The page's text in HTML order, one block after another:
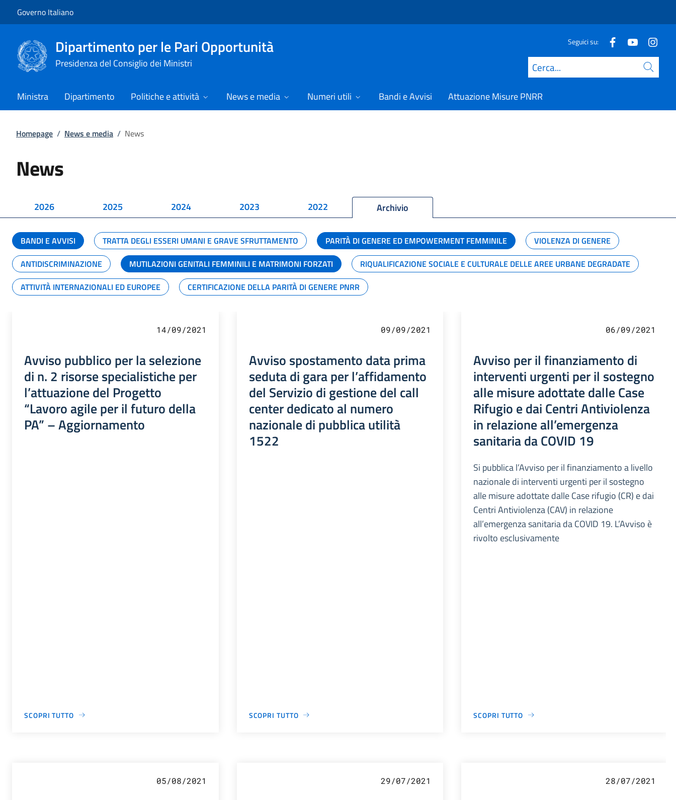
Governo Italiano
Dipartimento per le Pari Opportunità
Presidenza del Consiglio dei Ministri
Seguici su:
Cerca
Ministra Dipartimento Politiche e attività News e media Numeri utili Bandi e Avvisi Attuazione Misure PNRR
Homepage / News e media / News
News
2026 2025 2024 2023 2022 Archivio
BANDI E AVVISI TRATTA DEGLI ESSERI UMANI E GRAVE SFRUTTAMENTO PARITÀ DI GENERE ED EMPOWERMENT FEMMINILE
VIOLENZA DI GENERE
ANTIDISCRIMINAZIONE
MUTILAZIONI GENITALI FEMMINILI E MATRIMONI FORZATI
RIQUALIFICAZIONE SOCIALE E CULTURALE DELLE AREE URBANE DEGRADATE
ATTIVITÀ INTERNAZIONALI ED EUROPEE
CERTIFICAZIONE DELLA PARITÀ DI GENERE PNRR
14/09/2021
Avviso pubblico per la selezione
di n. 2 risorse specialistiche per
l’attuazione del Progetto
“Lavoro agile per il futuro della
PA” – Aggiornamento
SCOPRI TUTTO
09/09/2021
Avviso spostamento data prima
seduta di gara per l’affidamento
del Servizio di gestione del call
center dedicato al numero
nazionale di pubblica utilità
1522
SCOPRI TUTTO
06/09/2021
Avviso per il finanziamento di
interventi urgenti per il sostegno
alle misure adottate dalle Case
Rifugio e dai Centri Antiviolenza
in relazione all’emergenza
sanitaria da COVID 19
Si pubblica l’Avviso per il finanziamento a livello
nazionale di interventi urgenti per il sostegno
alle misure adottate dalle Case rifugio (CR) e dai
Centri Antiviolenza (CAV) in relazione
all’emergenza sanitaria da COVID 19. L’Avviso è
rivolto esclusivamente
SCOPRI TUTTO
05/08/2021 29/07/2021 28/07/2021